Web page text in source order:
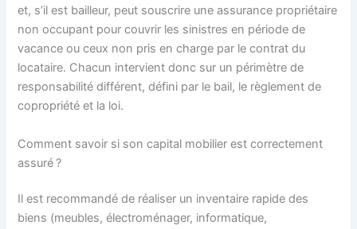
et, s’il est bailleur, peut souscrire une assurance propriétaire
non occupant pour couvrir les sinistres en période de
vacance ou ceux non pris en charge par le contrat du
locataire. Chacun intervient donc sur un périmètre de
responsabilité différent, défini par le bail, le règlement de
copropriété et la loi.
Comment savoir si son capital mobilier est correctement
assuré ?
Il est recommandé de réaliser un inventaire rapide des
biens (meubles, électroménager, informatique,